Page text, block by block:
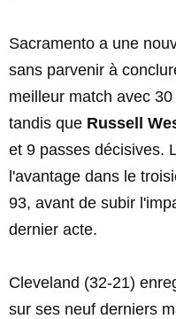
Sacramento a une
sans parvenir à
meilleur match avec
tandis que Russell
et 9 passes décisives.
l'avantage dans le
93, avant de subir
dernier acte.
Cleveland (32-21)
sur ses neuf derniers